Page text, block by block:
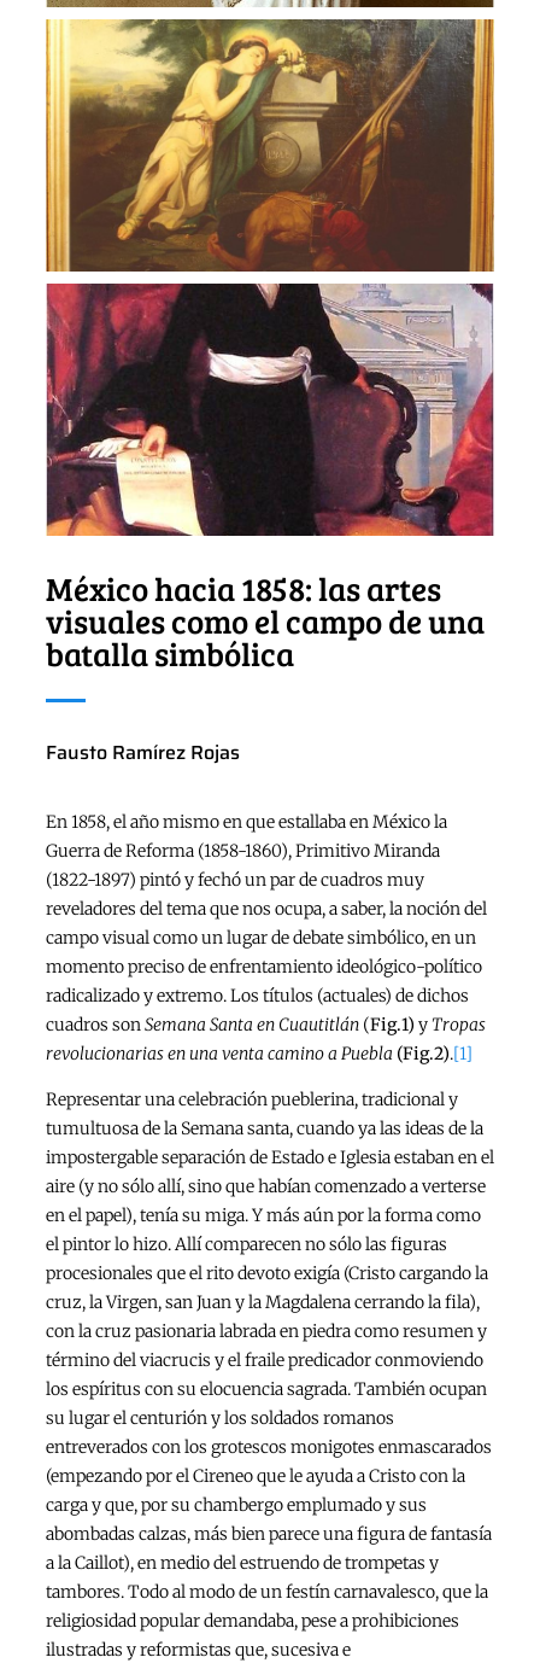
México hacia 1858: las artes
visuales como el campo de una
batalla simbólica
Fausto Ramírez Rojas
En 1858, el año mismo en que estallaba en México la
Guerra de Reforma (1858-1860), Primitivo Miranda
(1822-1897) pintó y fechó un par de cuadros muy
reveladores del tema que nos ocupa, a saber, la noción del
campo visual como un lugar de debate simbólico, en un
momento preciso de enfrentamiento ideológico-político
radicalizado y extremo. Los títulos (actuales) de dichos
cuadros sonSemana Santa en Cuautitlán (Fig.1) y Tropas
revolucionarias en una venta camino a Puebla (Fig.2).[1]
Representar una celebración pueblerina, tradicional y
tumultuosa de la Semana santa, cuando ya las ideas de la
impostergable separación de Estado e Iglesia estaban en el
aire (y no sólo allí, sino que habían comenzado a verterse
en el papel), tenía su miga. Y más aún por la forma como
el pintor lo hizo. Allí comparecen no sólo las figuras
procesionales que el rito devoto exigía (Cristo cargando la
cruz, la Virgen, san Juan y la Magdalena cerrando la fila),
con la cruz pasionaria labrada en piedra como resumen y
término del viacrucis y el fraile predicador conmoviendo
los espíritus con su elocuencia sagrada. También ocupan
su lugar el centurión y los soldados romanos
entreverados con los grotescos monigotes enmascarados
(empezando por el Cireneo que le ayuda a Cristo con la
carga y que, por su chambergo emplumado y sus
abombadas calzas, más bien parece una figura de fantasía
a la Caillot), en medio del estruendo de trompetas y
tambores. Todo al modo de un festín carnavalesco, que la
religiosidad popular demandaba, pese a prohibiciones
ilustradas y reformistas que, sucesiva e